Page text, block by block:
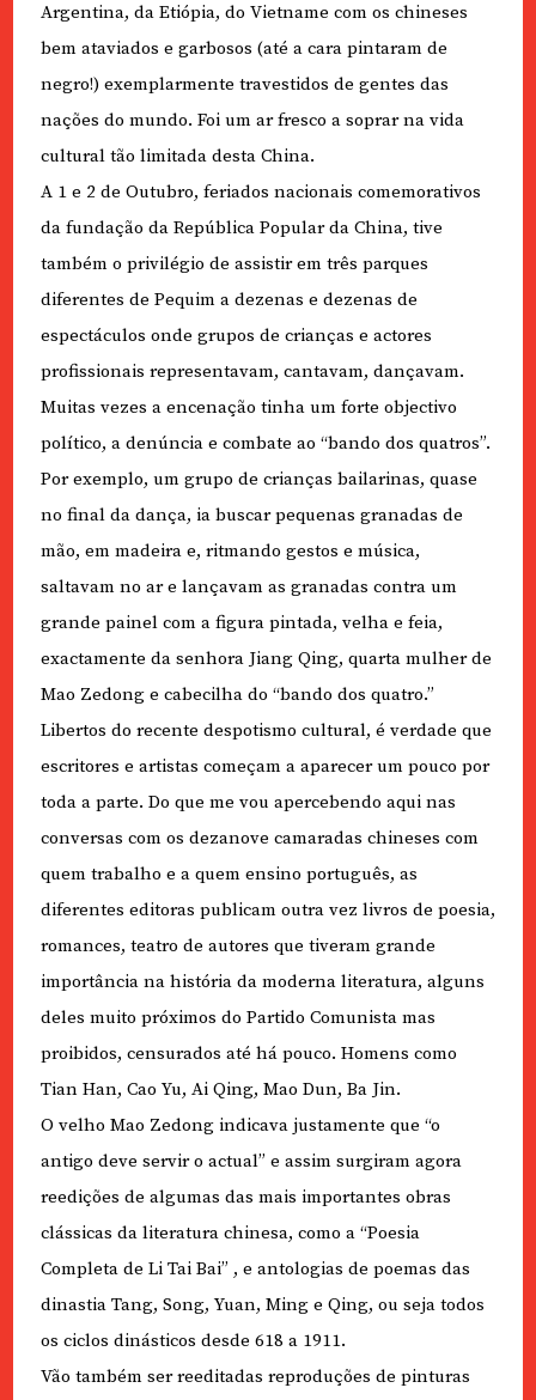
Argentina, da Etiópia, do Vietname com os chineses
bem ataviados e garbosos (até a cara pintaram de
negro!) exemplarmente travestidos de gentes das
nações do mundo. Foi um ar fresco a soprar na vida
cultural tão limitada desta China.
A 1 e 2 de Outubro, feriados nacionais comemorativos
da fundação da República Popular da China, tive
também o privilégio de assistir em três parques
diferentes de Pequim a dezenas e dezenas de
espectáculos onde grupos de crianças e actores
profissionais representavam, cantavam, dançavam.
Muitas vezes a encenação tinha um forte objectivo
político, a denúncia e combate ao “bando dos quatros”.
Por exemplo, um grupo de crianças bailarinas, quase
no final da dança, ia buscar pequenas granadas de
mão, em madeira e, ritmando gestos e música,
saltavam no ar e lançavam as granadas contra um
grande painel com a figura pintada, velha e feia,
exactamente da senhora Jiang Qing, quarta mulher de
Mao Zedong e cabecilha do “bando dos quatro.”
Libertos do recente despotismo cultural, é verdade que
escritores e artistas começam a aparecer um pouco por
toda a parte. Do que me vou apercebendo aqui nas
conversas com os dezanove camaradas chineses com
quem trabalho e a quem ensino português, as
diferentes editoras publicam outra vez livros de poesia,
romances, teatro de autores que tiveram grande
importância na história da moderna literatura, alguns
deles muito próximos do Partido Comunista mas
proibidos, censurados até há pouco. Homens como
Tian Han, Cao Yu, Ai Qing, Mao Dun, Ba Jin.
O velho Mao Zedong indicava justamente que “o
antigo deve servir o actual” e assim surgiram agora
reedições de algumas das mais importantes obras
clássicas da literatura chinesa, como a “Poesia
Completa de Li Tai Bai” , e antologias de poemas das
dinastia Tang, Song, Yuan, Ming e Qing, ou seja todos
os ciclos dinásticos desde 618 a 1911.
Vão também ser reeditadas reproduções de pinturas